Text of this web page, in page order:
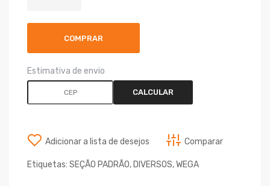
COMPRAR
Estimativa de envio
CALCULAR
Adicionar a lista de desejos Comparar
Etiquetas: SEÇÃO PADRÃO, DIVERSOS,WEGA